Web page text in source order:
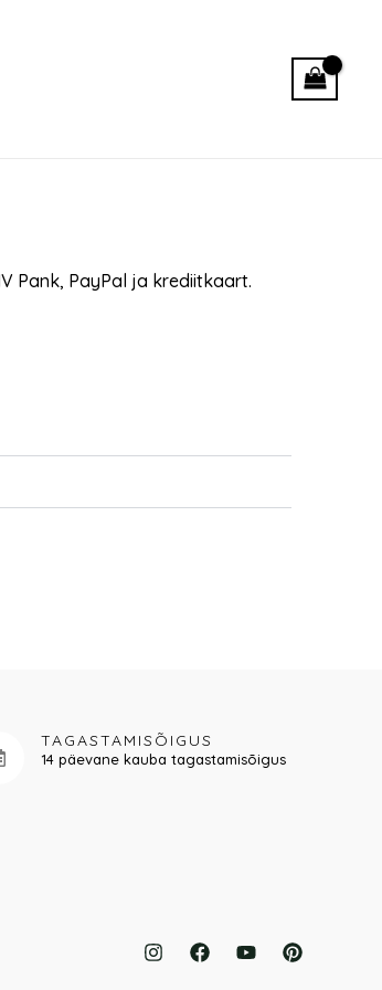
Pank, PayPal ja krediitkaart.
TAGASTAMISÕIGUS
14 päevane kauba tagastamisõigus